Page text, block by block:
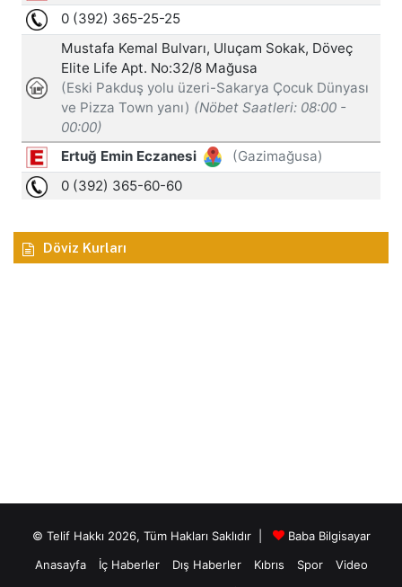
Döviz Kurları
© Telif Hakkı 2026, Tüm Hakları Saklıdır |
Baba Bilgisayar
Anasayfa
İç Haberler Dış Haberler Kıbrıs Spor
Video